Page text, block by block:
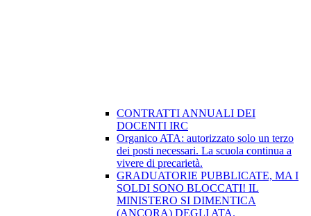
CONTRATTI ANNUALI DEI
DOCENTI IRC
Organico ATA: autorizzato solo un terzo
dei posti necessari. La scuola continua a
vivere di precarietà.
GRADUATORIE PUBBLICATE, MA I
SOLDI SONO BLOCCATI! IL
MINISTERO SI DIMENTICA
(ANCORA) DEGLI ATA.